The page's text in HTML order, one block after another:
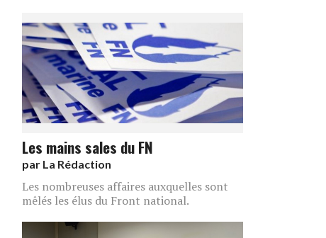
Les mains sales du FN
par La Rédaction
Les nombreuses affaires auxquelles sont
mêlés les élus du Front national.